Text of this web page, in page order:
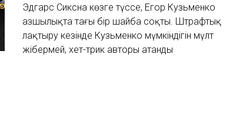
Эдгарс Сиксна көзге түссе, Егор Кузьменко
азшылықта тағы бір шайба соқты. Штрафтық
лақтыру кезінде Кузьменко мүмкіндігін мүлт
жібермей, хет-трик авторы атанды